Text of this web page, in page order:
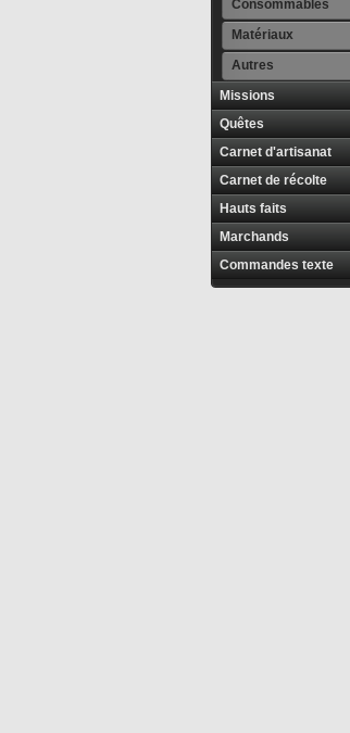
Consommables
Matériaux
Autres
Missions
Quêtes
Carnet d'artisanat
Carnet de récolte
Hauts faits
Marchands
Commandes texte